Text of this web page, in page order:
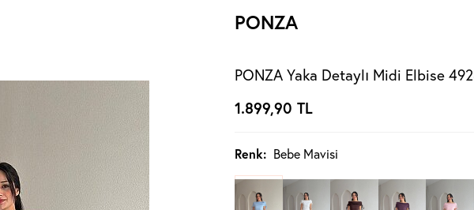
PONZA
PONZA Yaka Detaylı Midi Elbise
1.899,90 TL
Renk: Bebe Mavisi